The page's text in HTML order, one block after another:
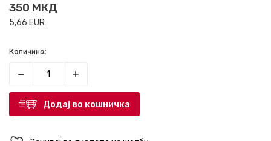
350 МКД
5,66 EUR
Количина:
Додај во кошничка